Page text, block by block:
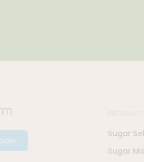
Sugar
Sugar